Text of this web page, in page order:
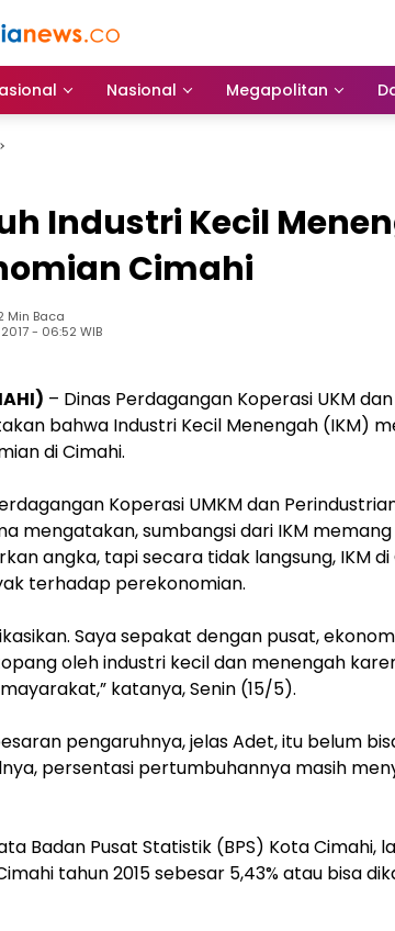
Nasional Megapolitan
Industri Kecil
Cimahi
Min Baca
- 06:52 WIB
– Dinas Perdagangan Koperasi UKM
bahwa Industri Kecil Menengah (IKM)
di Cimahi.‎
Koperasi UMKM dan
mengatakan, sumbangsi dari IKM
angka, tapi secara tidak langsung, IKM
terhadap perekonomian.
Saya sepakat dengan pusat,
oleh industri kecil dan menengah
katanya, Senin (15/5).
pengaruhnya, jelas Adet, itu belum
persentasi pertumbuhannya masih
Badan Pusat Statistik (BPS) Kota Cimahi,
tahun 2015 sebesar 5,43% atau bisa